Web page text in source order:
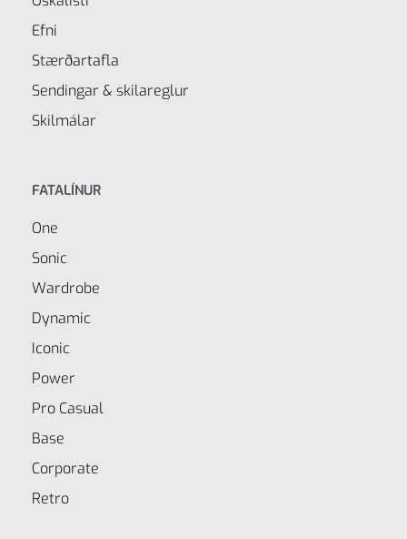
Efni
Stærðartafla
Sendingar & skilareglur
Skilmálar
FATALÍNUR
One
Sonic
Wardrobe
Dynamic
Iconic
Power
Pro Casual
Base
Corporate
Retro